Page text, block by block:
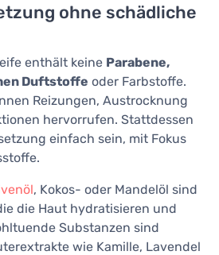
ohne schädliche
enthält keine Parabene,
Duftstoffe oder Farbstoffe.
Reizungen, Austrocknung
hervorrufen. Stattdessen
einfach sein, mit Fokus
, Kokos- oder Mandelöl sind
die Haut hydratisieren und
Substanzen sind
wie Kamille, Lavendel